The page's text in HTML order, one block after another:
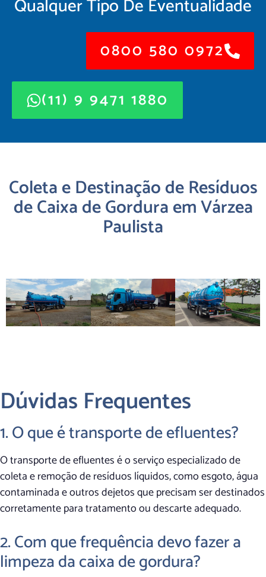
Qualquer Tipo De Eventualidade
0800 580 0972
(11) 9 9471 1880
Coleta e Destinação de Resíduos
de Caixa de Gordura em Várzea
Paulista
Dúvidas Frequentes
1. O que é transporte de efluentes?
O transporte de efluentes é o serviço especializado de
coleta e remoção de resíduos líquidos, como esgoto, água
contaminada e outros dejetos que precisam ser destinados
corretamente para tratamento ou descarte adequado.
2. Com que frequência devo fazer a
limpeza da caixa de gordura?